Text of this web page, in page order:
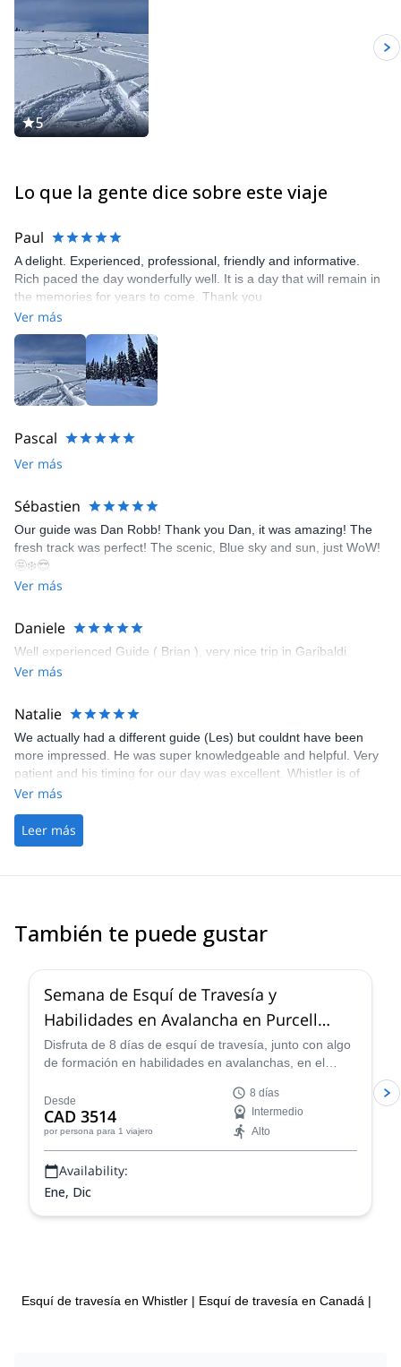
5
Lo que la gente dice sobre este viaje
Paul
A delight. Experienced, professional, friendly and informative.
Rich paced the day wonderfully well. It is a day that will remain in
the memories for years to come. Thank you
Ver más
Pascal
Ver más
Sébastien
Our guide was Dan Robb! Thank you Dan, it was amazing! The
fresh track was perfect! The scenic, Blue sky and sun, just WoW!
🤩❄️😎
Ver más
Daniele
Well experienced Guide ( Brian ), very nice trip in Garibaldi
Ver más
Natalie
We actually had a different guide (Les) but couldnt have been
more impressed. He was super knowledgeable and helpful. Very
patient and his timing for our day was excellent. Whistler is of
course beautiful and it was a wonderful introduction to the back
Ver más
Leer más
También te puede gustar
Semana de Esquí de Travesía y
Habilidades en Avalancha en Purcell
Mountain Lodge, Columbia Británica
Disfruta de 8 días de esquí de travesía, junto con algo
de formación en habilidades en avalanchas, en el
Británica, Canadá con Brent, guía certificado por
IFMGA.
Desde
CAD 3514
por persona para 1 viajero
8 días
Intermedio
Alto
Availability:
Ene, Dic
Esquí de travesía en Whistler | Esquí de travesía en Canadá |